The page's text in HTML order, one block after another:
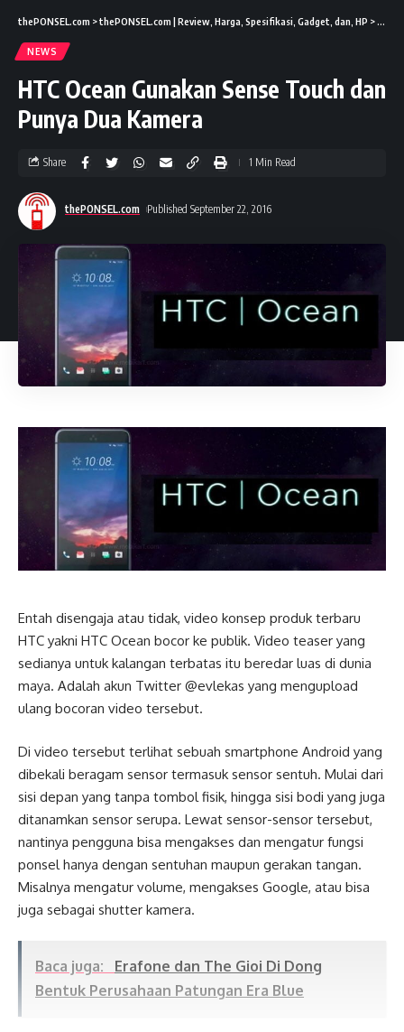
thePONSEL.com >thePONSEL.com | Review, Harga, Spesifikasi, Gadget, dan, HP >
NEWS
HTC Ocean Gunakan Sense Touch dan
Punya Dua Kamera
thePONSEL.com Published September 22, 2016
Share 1 Min Read
Entah disengaja atau tidak, video konsep produk terbaru
HTC yakni HTC Ocean bocor ke publik. Video teaser yang
sedianya untuk kalangan terbatas itu beredar luas di dunia
maya. Adalah akun Twitter @evlekas yang mengupload
ulang bocoran video tersebut.
Di video tersebut terlihat sebuah smartphone Android yang
dibekali beragam sensor termasuk sensor sentuh. Mulai dari
sisi depan yang tanpa tombol fisik, hingga sisi bodi yang juga
ditanamkan sensor serupa. Lewat sensor-sensor tersebut,
nantinya pengguna bisa mengakses dan mengatur fungsi
ponsel hanya dengan sentuhan maupun gerakan tangan.
Misalnya mengatur volume, mengakses Google, atau bisa
juga sebagai shutter kamera.
Baca juga:
Erafone dan The Gioi Di Dong
Bentuk Perusahaan Patungan Era Blue